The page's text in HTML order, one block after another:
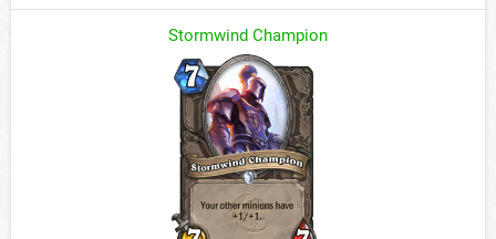
Stormwind Champion